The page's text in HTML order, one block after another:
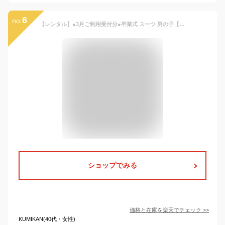
no. 6 【レンタル】●3月ご利用受付分●卒業式 スーツ 男の子【3泊4日】【靴なし】フォーマル スーツ 子供服 子供スーツレンタル ELLE 男児ジュニアJrスーツセット aby030 ネイビー シャドーストライプ【150 160 キッズ こども 小学校 小学生 ブランド 卒服 卒団 制服】送料無料
ショップでみる
価格と在庫を楽天でチェック >>
KUMIKAN(40代・女性)